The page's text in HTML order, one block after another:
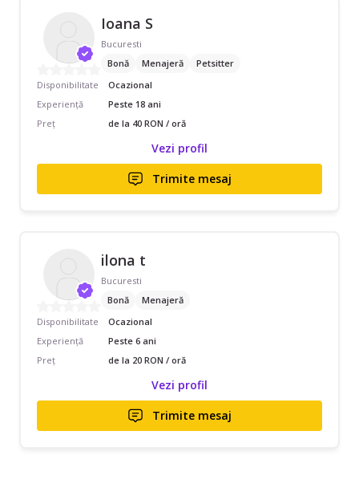
Ioana S
Bucuresti
Bonă
Menajeră
Petsitter
Disponibilitate
Ocazional
Experiență
Peste 18 ani
Preț
de la 40 RON / oră
Vezi profil
Trimite mesaj
ilona t
Bucuresti
Bonă
Menajeră
Disponibilitate
Ocazional
Experiență
Peste 6 ani
Preț
de la 20 RON / oră
Vezi profil
Trimite mesaj